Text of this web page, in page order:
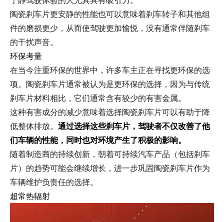
陶瓷刹车片更安静的性能也可以意味着刹车转子和其他组
件的磨损更少，从而使驾驶更加愉悦，没有通常伴随刹车
的干扰声音。
环保考量
在当今注重环保的世界中，许多车主正在寻找更环保的选
项。陶瓷刹车片通常被认为是更环保的选择，因为与传统
刹车片材料相比，它们通常含有较少的有害金属。
这种有害成分的减少意味着选择陶瓷刹车片可以有助于降
低整体排放。 通过选择这些刹车片，驾驶者不仅改善了他
们车辆的性能，同时也对环境产生了积极的影响。
随着制造商的持续创新，朝着可持续汽车产品（包括刹车
片）的趋势可能会继续增长，进一步巩固陶瓷刹车片作为
车辆维护负责任的选择。
超常热辐射